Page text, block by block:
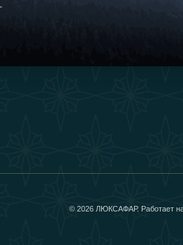
роскошного путешествия
© 2026 ЛЮКСАФАР. Работает